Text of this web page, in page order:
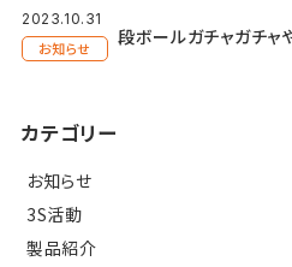
2023.10.31
お知らせ 段ボールガチャガチャ
カテゴリー
お知らせ
3S活動
製品紹介